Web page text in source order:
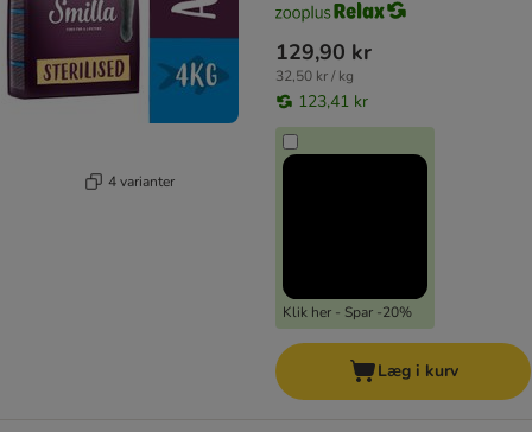
4 varianter
129,90 kr
32,50 kr / kg
123,41 kr
Klik her - Spar -20%
Læg i kurv